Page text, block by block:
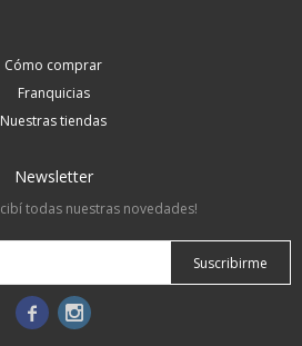
Cómo comprar
Franquicias
Nuestras tiendas
Newsletter
todas nuestras novedades!
Suscribirme
 